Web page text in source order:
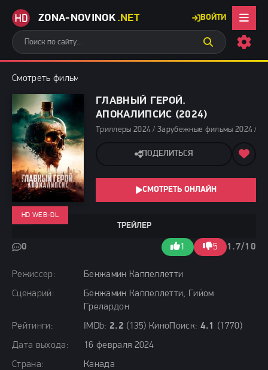
ZONA-NOVINOK .NET ВОЙТИ
Смотреть фильмы бесплатно
ГЛАВНЫЙ ГЕРОЙ.
АПОКАЛИПСИС (2024)
Триллеры 2024 / Зарубежные фильмы 2024 /
Режиссер:
Бенжамин Каппеллетти
Сценарий:
Бенжамин Каппеллетти, Гийом
Грелардон
Рейтинги:
IMDb: 2.2 (135) КиноПоиск: 4.1
(1770)
Дата выхода:
16 февраля 2024
Страна:
Канада
ТРЕЙЛЕР
0 1 5 1.7/10
HD WEB-DL
ПОДЕЛИТЬСЯ
СМОТРЕТЬ ОНЛАЙН